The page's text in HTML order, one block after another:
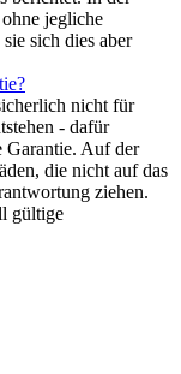
jegliche
sich dies aber
nicht für
- dafür
Garantie. Auf der
die nicht auf das
ziehen.
gültige